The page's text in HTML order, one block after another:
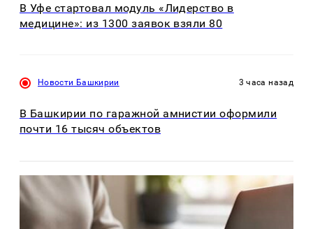
В Уфе стартовал модуль «Лидерство в
медицине»: из 1300 заявок взяли 80
Новости Башкирии 3 часа назад
В Башкирии по гаражной амнистии оформили
почти 16 тысяч объектов